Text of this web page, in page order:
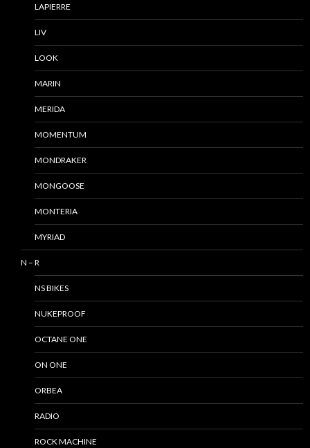
LAPIERRE
LIV
LOOK
MARIN
MERIDA
MOMENTUM
MONDRAKER
MONGOOSE
MONTERIA
MYRIAD
N – R
NS BIKES
NUKEPROOF
OCTANE ONE
ON ONE
ORBEA
RADIO
ROCK MACHINE